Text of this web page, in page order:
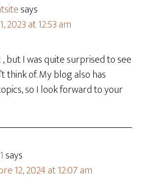
says
2023 at 12:53 am
, but I was quite surprised to see
think of. My blog also has
so I look forward to your
says
12, 2024 at 12:07 am